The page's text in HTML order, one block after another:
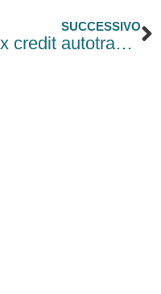
SUCCESSIVO
Tax credit autotrasporto. A breve si parte con le richieste